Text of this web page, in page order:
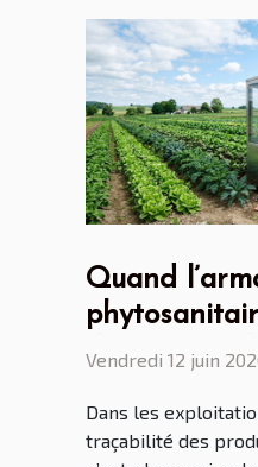
Quand
donne pour
Vendredi 12 juin
Dans les
traçabilité des